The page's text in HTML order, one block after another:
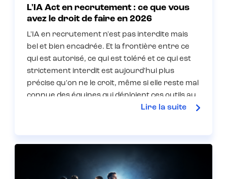
L'IA Act en recrutement : ce que vous
avez le droit de faire en 2026
L'IA en recrutement n'est pas interdite mais
bel et bien encadrée. Et la frontière entre ce
qui est autorisé, ce qui est toléré et ce qui est
strictement interdit est aujourd'hui plus
précise qu'on ne le croit, même si elle reste mal
connue des équipes qui déploient ces outils au
quotidien. Voici ce que vous devez savoir, dans
Lire la suite